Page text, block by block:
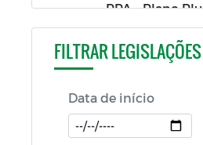
PPA - Plano
Lei
Código de Obras e
Leis
FILTRAR LEGISLAÇÕES
Data de início